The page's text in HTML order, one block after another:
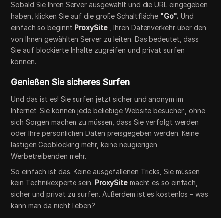
Sobald Sie Ihren Server ausgewählt und die URL eingegeben
haben, klicken Sie auf die große Schaltfläche "Go". Und
einfach so beginnt ProxySite , Ihren Datenverkehr über den
von Ihnen gewählten Server zu leiten. Das bedeutet, dass
Sie auf blockierte Inhalte zugreifen und privat surfen
können.
Genießen Sie sicheres Surfen
Und das ist es! Sie surfen jetzt sicher und anonym im
Internet. Sie können jede beliebige Website besuchen, ohne
sich Sorgen machen zu müssen, dass Sie verfolgt werden
oder Ihre persönlichen Daten preisgegeben werden. Keine
lästigen Geoblocking mehr, keine neugierigen
Werbetreibenden mehr.
So einfach ist das. Keine ausgefallenen Tricks, Sie müssen
kein Technikexperte sein. ProxySite macht es so einfach,
sicher und privat zu surfen. Außerdem ist es kostenlos – was
kann man da nicht lieben?